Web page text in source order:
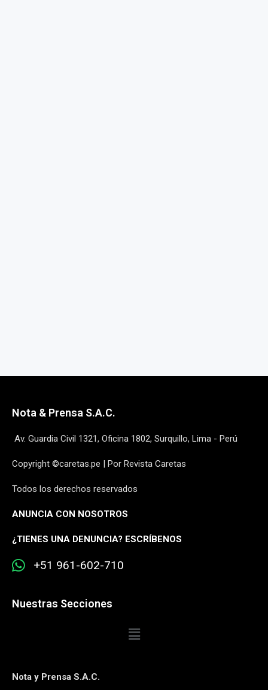
Nota & Prensa S.A.C.
Av. Guardia Civil 1321, Oficina 1802, Surquillo, Lima - Perú
Copyright ©caretas.pe | Por Revista Caretas
Todos los derechos reservados
ANUNCIA CON NOSOTROS
¿TIENES UNA DENUNCIA? ESCRÍBENOS
+51 961-602-710
Nuestras Secciones
Nota y Prensa S.A.C.